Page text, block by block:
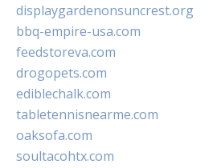
displaygardenonsuncrest.org
bbq-empire-usa.com
feedstoreva.com
drogopets.com
ediblechalk.com
tabletennisnearme.com
oaksofa.com
soultacohtx.com